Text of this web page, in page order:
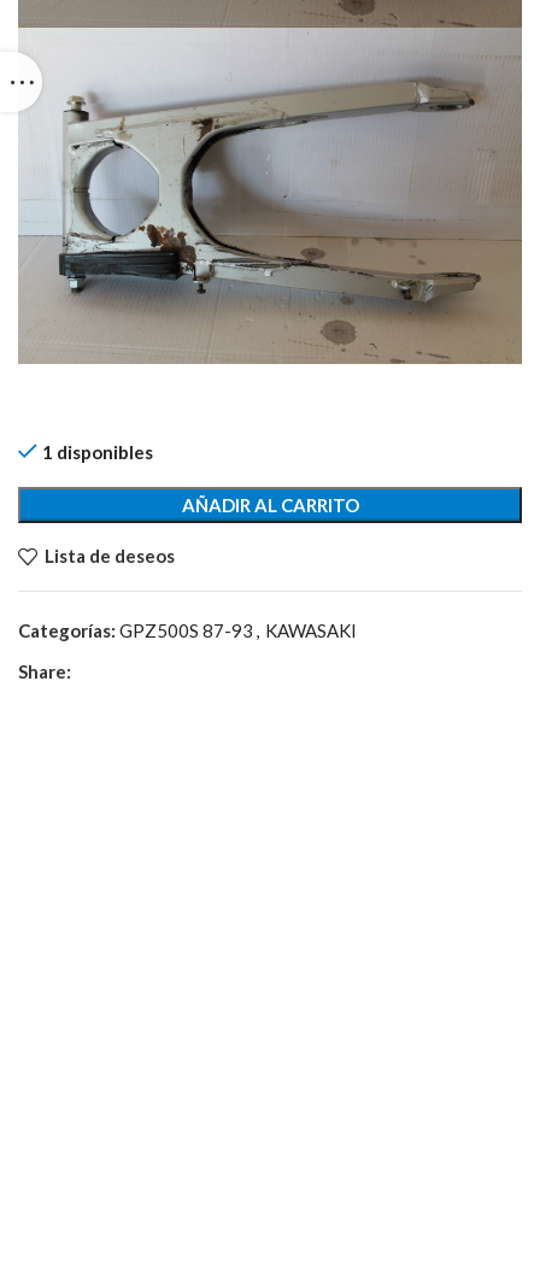
1 disponibles
AÑADIR AL CARRITO
Lista de deseos
Categorías: GPZ500S 87-93 , KAWASAKI
Share: